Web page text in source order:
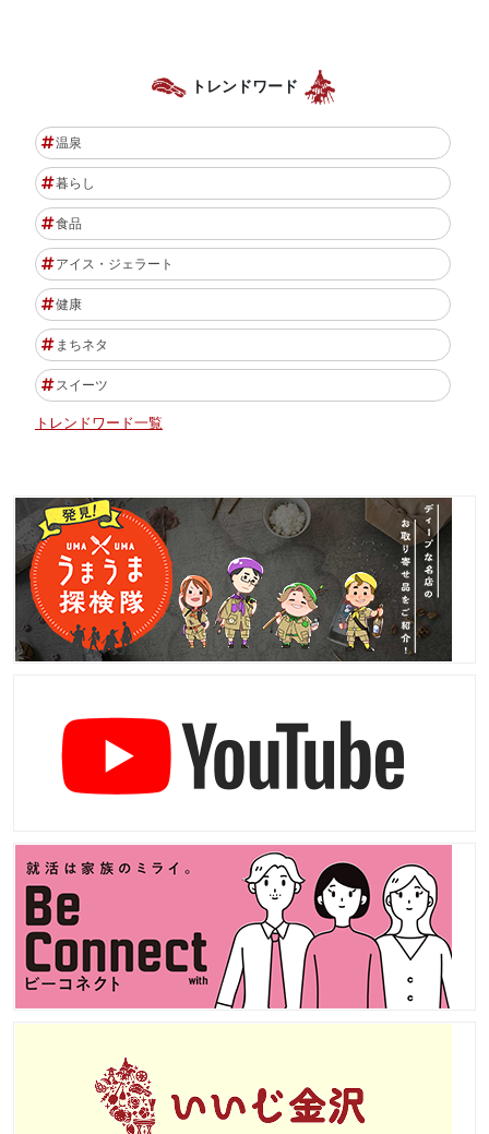
トレンドワード
温泉
暮らし
食品
アイス・ジェラート
健康
まちネタ
スイーツ
トレンドワード一覧